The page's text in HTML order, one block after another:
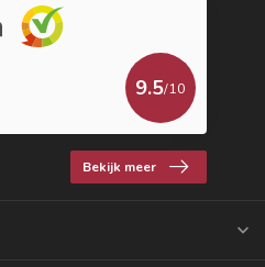
9.5/10
Bekijk meer